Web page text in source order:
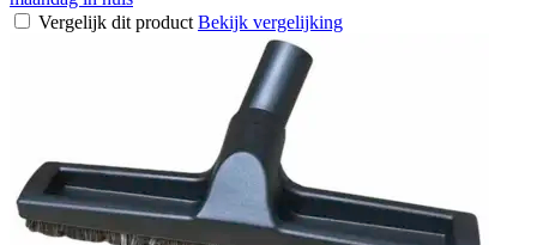
Vergelijk dit product Bekijk vergelijking